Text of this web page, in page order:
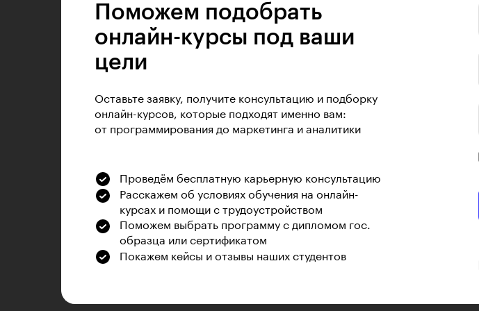
Поможем подобрать
онлайн-курсы под ваши
цели
Оставьте заявку, получите консультацию и подборку
онлайн-курсов, которые подходят именно вам:
от программирования до маркетинга и аналитики
Проведём бесплатную карьерную консультацию
Расскажем об условиях обучения на онлайн-
курсах и помощи с трудоустройством
Поможем выбрать программу с дипломом гос.
образца или сертификатом
Покажем кейсы и отзывы наших студентов